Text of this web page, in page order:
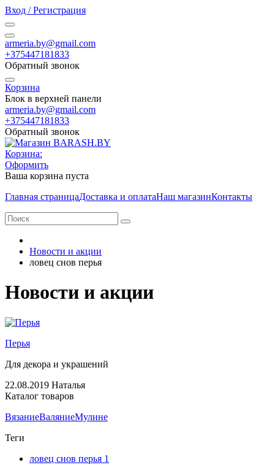
Вход / Регистрация
armeria.by@gmail.com
+375447181833
Обратный звонок
Корзина
Блок в верхней панели
armeria.by@gmail.com
+375447181833
Обратный звонок
Корзина:
Оформить
Ваша корзина пуста
Главная страницаДоставка и оплатаНаш магазинКонтакты
Новости и акции
ловец снов перья
Новости и акции
Перья
Для декора и украшений
22.08.2019 Наталья
Каталог товаров
ВязаниеВаляниеМулине
Теги
ловец снов перья 1